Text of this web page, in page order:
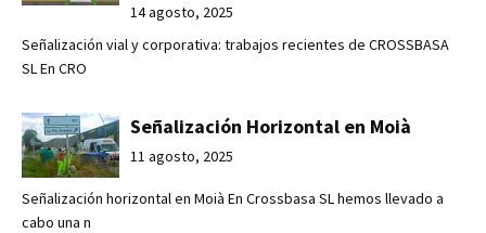
14 agosto, 2025
Señalización vial y corporativa: trabajos recientes de CROSSBASA
SL En CRO
Señalización Horizontal en Moià
11 agosto, 2025
Señalización horizontal en Moià En Crossbasa SL hemos llevado a
cabo una n